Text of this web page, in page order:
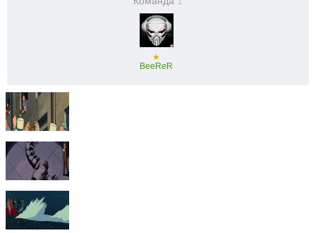
★
BeeReR